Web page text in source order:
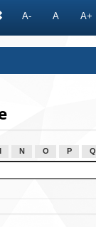
A- A A+
N O P Q